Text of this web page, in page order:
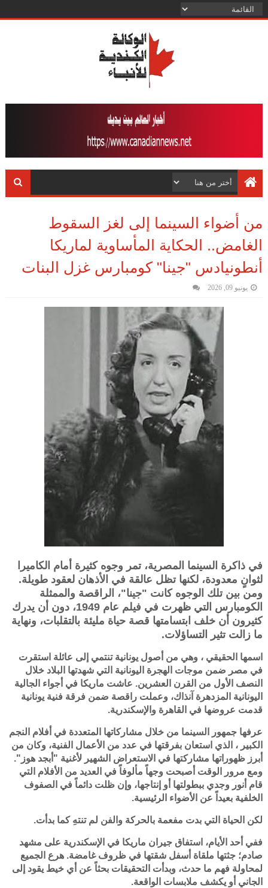
من أضواء السينما إلى لغز السقوط
الغامض.. الحكاية المأساوية لماريكا
أنطونيادس "جينا" كومبارس غزل البنات
يونيو 09, 2026
في ذاكرة السينما المصرية، تمر وجوه كثيرة أمام الكاميرا
لثوانٍ معدودة، لكنها تظل عالقة في الأذهان لعقود طويلة.
ومن بين تلك الوجوه كانت "جينا"، الراقصة والممثلة
الكومبارس التي ظهرت في فيلم عام 1949، دون أن يدرك
كثيرون أن خلف ابتسامتها قصة حياة مليئة بالتقلبات، ونهاية
ما زالت تثير التساؤلات.
اسمها الحقيقي ، وهي من أصول يونانية تنتمي إلى عائلة استقرت
في مصر ضمن موجات الهجرة اليونانية التي شهدتها البلاد خلال
النصف الأول من القرن العشرين. عاشت ماريكا في أجواء الجالية
اليونانية المزدهرة آنذاك، وعملت راقصة ضمن فرقة فنية يونانية
قدمت عروضها في القاهرة والإسكندرية.
عرفها جمهور السينما من خلال مشاركاتها المتعددة في أفلام النجم
الكبير ، الذي استعان بفرقتها في عدد من الأعمال الفنية، وكان من
أبرز ظهوراتها مشاركتها في الاستعراض الشهير لأغنية "أبجد هوز".
ومع مرور الوقت أصبحت وجهاً مألوفاً في العديد من الأفلام التي
قام أنور وجدي ببطولتها أو إنتاجها، وإن ظلت دائماً في الصفوف
الخلفية بعيداً عن الأضواء الرئيسية.
لكن الحياة التي بدت مفعمة بالحركة والفن لم تنتهِ كما بدأت.
ففي أحد الأيام، استفاق جيران ماريكا في الإسكندرية على مشهد
صادم؛ جثتها ملقاة أسفل شقتها في ظروف غامضة. هرع الجميع
لمحاولة فهم ما حدث، وبدأت التحقيقات بحثاً عن أي خيط يقود إلى
الجاني أو يكشف ملابسات الواقعة.